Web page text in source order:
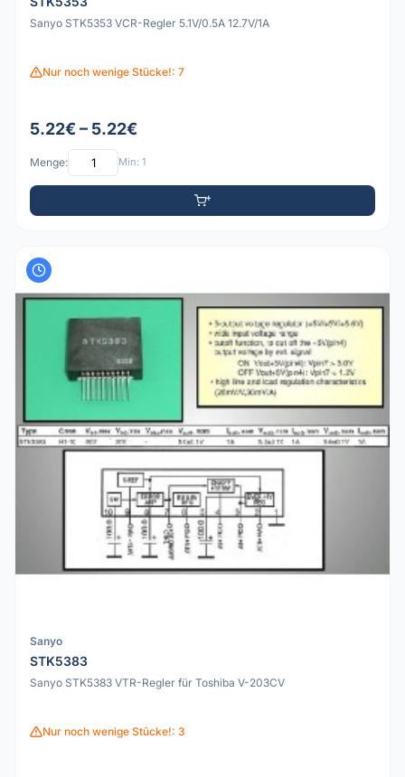
Sanyo STK5353 VCR-Regler 5.1V/0.5A 12.7V/1A
Nur noch wenige Stücke!: 7
5.22€ – 5.22€
Menge: Min: 1
Sanyo
STK5383
Sanyo STK5383 VTR-Regler für Toshiba V-203CV
Nur noch wenige Stücke!: 3